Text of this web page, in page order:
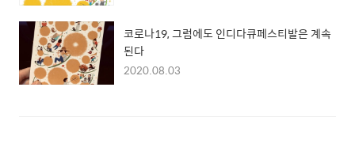
코로나19, 그럼에도 인디다큐페스티발은 계속
된다
2020.08.03